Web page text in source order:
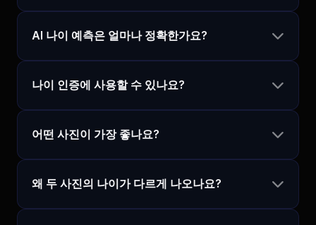
AI 나이 예측은 얼마나 정확한가요?
나이 인증에 사용할 수 있나요?
어떤 사진이 가장 좋나요?
왜 두 사진의 나이가 다르게 나오나요?